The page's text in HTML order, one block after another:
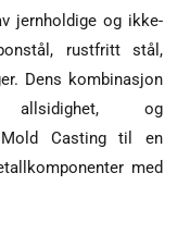
jernholdige og ikke-
rustfritt stål,
Dens kombinasjon
og
Mold Casting til en
med